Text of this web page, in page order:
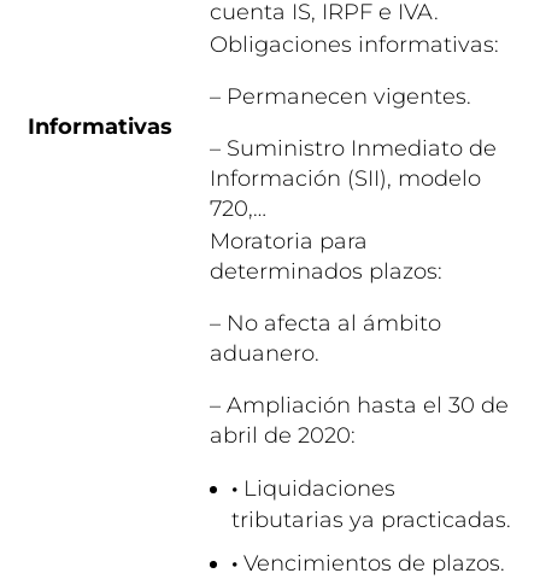
cuenta IS, IRPF e IVA.
Informativas
Obligaciones informativas:
– Permanecen vigentes.
– Suministro Inmediato de
Información (SII), modelo
720,…
Moratoria para
determinados plazos:
– No afecta al ámbito
aduanero.
– Ampliación hasta el 30 de
abril de 2020:
· Liquidaciones
tributarias ya practicadas.
·Vencimientos de plazos.